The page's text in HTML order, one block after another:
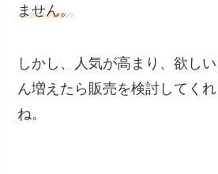
ません。
しかし、人気が高まり、欲し
ん増えたら販売を検討してく
ね。